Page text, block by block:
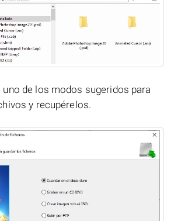
uno de los modos sugeridos para
y recupérelos.